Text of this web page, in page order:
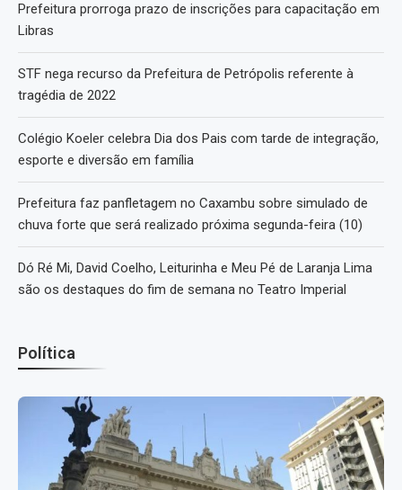
Prefeitura prorroga prazo de inscrições para capacitação em
Libras
STF nega recurso da Prefeitura de Petrópolis referente à
tragédia de 2022
Colégio Koeler celebra Dia dos Pais com tarde de integração,
esporte e diversão em família
Prefeitura faz panfletagem no Caxambu sobre simulado de
chuva forte que será realizado próxima segunda-feira (10)
Dó Ré Mi, David Coelho, Leiturinha e Meu Pé de Laranja Lima
são os destaques do fim de semana no Teatro Imperial
Política